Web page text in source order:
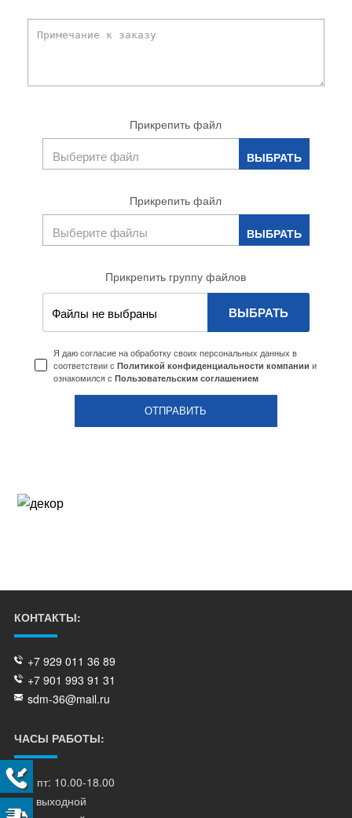
Прикрепить файл
Прикрепить файл
Прикрепить группу файлов
Файлы не выбраны ВЫБРАТЬ
Я даю согласие на обработку своих персональных данных в
соответствии с Политикой конфиденциальности компании и
ознакомился с Пользовательским соглашением
КОНТАКТЫ:
+7 929 011 36 89
+7 901 993 91 31
sdm-36@mail.ru
ЧАСЫ РАБОТЫ:
пн - пт: 10.00-18.00
сб - выходной